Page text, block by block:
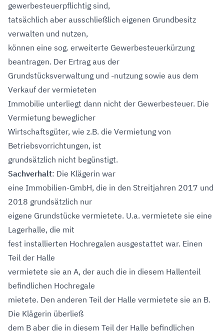
gewerbesteuerpflichtig sind,
tatsächlich aber ausschließlich eigenen Grundbesitz
verwalten und nutzen,
können eine sog. erweiterte Gewerbesteuerkürzung
beantragen. Der Ertrag aus der
Grundstücksverwaltung und -nutzung sowie aus dem
Verkauf der vermieteten
Immobilie unterliegt dann nicht der Gewerbesteuer. Die
Vermietung beweglicher
Wirtschaftsgüter, wie z.B. die Vermietung von
Betriebsvorrichtungen, ist
grundsätzlich nicht begünstigt.
Sachverhalt: Die Klägerin war
eine Immobilien-GmbH, die in den Streitjahren 2017 und
2018 grundsätzlich nur
eigene Grundstücke vermietete. U.a. vermietete sie eine
Lagerhalle, die mit
fest installierten Hochregalen ausgestattet war. Einen
Teil der Halle
vermietete sie an A, der auch die in diesem Hallenteil
befindlichen Hochregale
mietete. Den anderen Teil der Halle vermietete sie an B.
Die Klägerin überließ
dem B aber die in diesem Teil der Halle befindlichen